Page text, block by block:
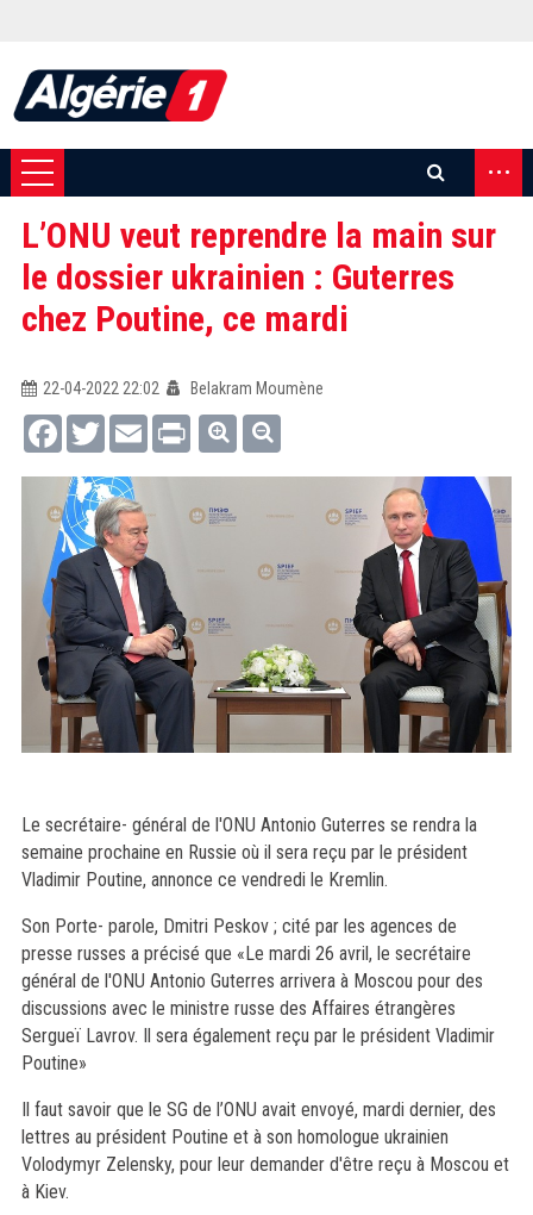
...
L’ONU veut reprendre la main sur
le dossier ukrainien : Guterres
chez Poutine, ce mardi
22-04-2022 22:02
Belakram Moumène
FacebookTwitterEmail Print
Le secrétaire- général de l'ONU Antonio Guterres se rendra la
semaine prochaine en Russie où il sera reçu par le président
Vladimir Poutine, annonce ce vendredi le Kremlin.
Son Porte- parole, Dmitri Peskov ; cité par les agences de
presse russes a précisé que «Le mardi 26 avril, le secrétaire
général de l'ONU Antonio Guterres arrivera à Moscou pour des
discussions avec le ministre russe des Affaires étrangères
Sergueï Lavrov. Il sera également reçu par le président Vladimir
Poutine»
Il faut savoir que le SG de l’ONU avait envoyé, mardi dernier, des
lettres au président Poutine et à son homologue ukrainien
Volodymyr Zelensky, pour leur demander d'être reçu à Moscou et
à Kiev.